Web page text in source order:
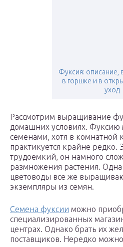
Фуксия: описание,
в горшке и в
уход
Рассмотрим выращивание
домашних условиях.
семенами, хотя в комнатной
практикуется крайне редко.
трудоемкий, он намного
размножения растения.
цветоводы все же
экземпляры из семян.
Семена фуксии можно
специализированных
центрах. Однако брать их
поставщиков. Нередко